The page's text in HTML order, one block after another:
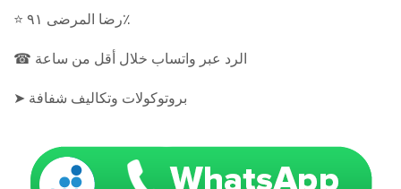
⭐ رضا المرضى ٩١٪
☎ الرد عبر واتساب خلال أقل من ساعة
➤ بروتوكولات وتكاليف شفافة